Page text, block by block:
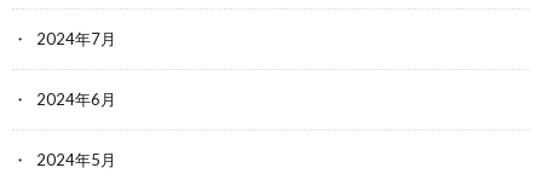
2024年7月
2024年6月
2024年5月